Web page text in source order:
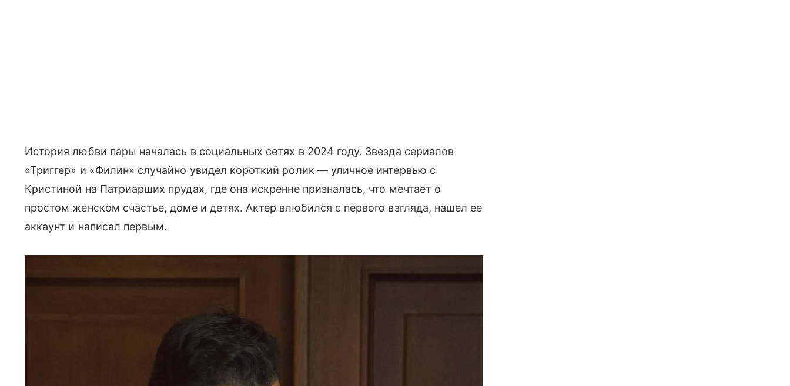
История любви пары началась в социальных сетях в 2024 году. Звезда сериалов
«Триггер» и «Филин» случайно увидел короткий ролик — уличное интервью с
Кристиной на Патриарших прудах, где она искренне призналась, что мечтает о
простом женском счастье, доме и детях. Актер влюбился с первого взгляда, нашел ее
аккаунт и написал первым.